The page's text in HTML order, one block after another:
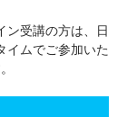
ン受講の方は、日
イムでご参加いた